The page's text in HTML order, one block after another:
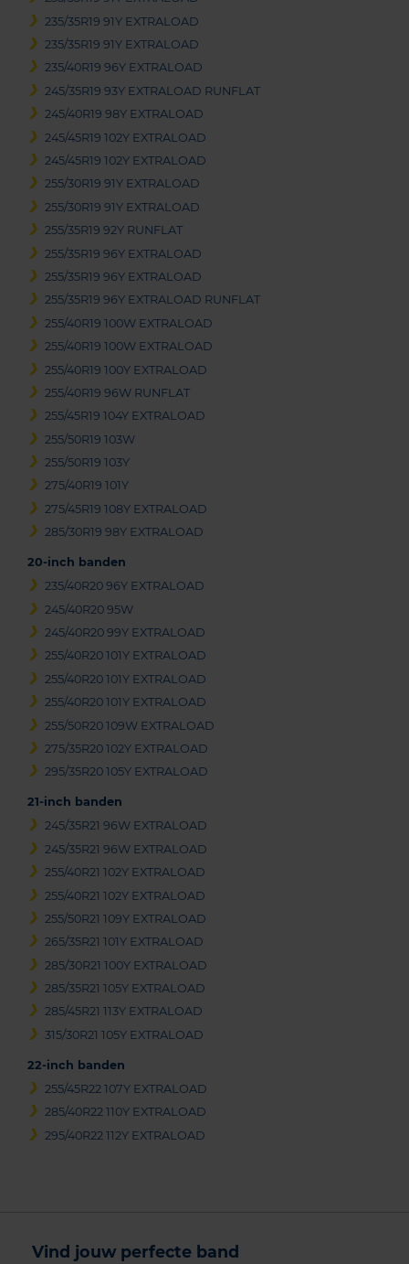
235/35R19 91Y EXTRALOAD
235/35R19 91Y EXTRALOAD
235/40R19 96Y EXTRALOAD
245/35R19 93Y EXTRALOAD RUNFLAT
245/40R19 98Y EXTRALOAD
245/45R19 102Y EXTRALOAD
245/45R19 102Y EXTRALOAD
255/30R19 91Y EXTRALOAD
255/30R19 91Y EXTRALOAD
255/35R19 92Y RUNFLAT
255/35R19 96Y EXTRALOAD
255/35R19 96Y EXTRALOAD
255/35R19 96Y EXTRALOAD RUNFLAT
255/40R19 100W EXTRALOAD
255/40R19 100W EXTRALOAD
255/40R19 100Y EXTRALOAD
255/40R19 96W RUNFLAT
255/45R19 104Y EXTRALOAD
255/50R19 103W
255/50R19 103Y
275/40R19 101Y
275/45R19 108Y EXTRALOAD
285/30R19 98Y EXTRALOAD
20-inch banden
235/40R20 96Y EXTRALOAD
245/40R20 95W
245/40R20 99Y EXTRALOAD
255/40R20 101Y EXTRALOAD
255/40R20 101Y EXTRALOAD
255/40R20 101Y EXTRALOAD
255/50R20 109W EXTRALOAD
275/35R20 102Y EXTRALOAD
295/35R20 105Y EXTRALOAD
21-inch banden
245/35R21 96W EXTRALOAD
245/35R21 96W EXTRALOAD
255/40R21 102Y EXTRALOAD
255/40R21 102Y EXTRALOAD
255/50R21 109Y EXTRALOAD
265/35R21 101Y EXTRALOAD
285/30R21 100Y EXTRALOAD
285/35R21 105Y EXTRALOAD
285/45R21 113Y EXTRALOAD
315/30R21 105Y EXTRALOAD
22-inch banden
255/45R22 107Y EXTRALOAD
285/40R22 110Y EXTRALOAD
295/40R22 112Y EXTRALOAD
Vind jouw perfecte band